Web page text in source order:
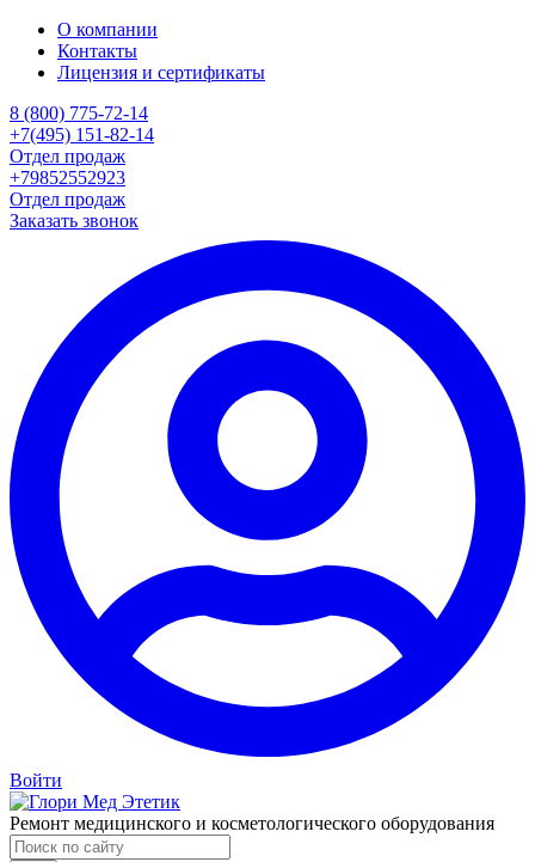
О компании
Контакты
Лицензия и сертификаты
8 (800) 775-72-14
+7(495) 151-82-14
Отдел продаж
+79852552923
Отдел продаж
Заказать звонок
Войти
Ремонт медицинского и косметологического оборудования